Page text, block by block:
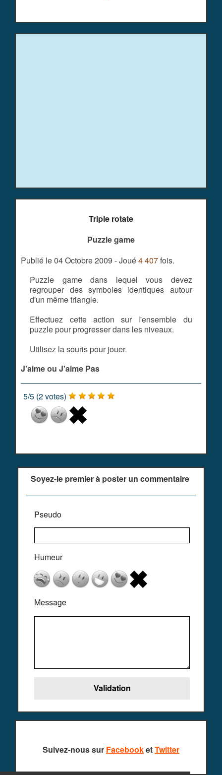
Triple rotate
Puzzle game
Publié le 04 Octobre 2009 - Joué4 407fois.
Puzzle game dans lequel vous devez
regrouper des symboles identiques autour
d'un même triangle.
Effectuez cette action sur l'ensemble du
puzzle pour progresser dans les niveaux.
Utilisez la souris pour jouer.
J'aime ou J'aime Pas
5/5 (2votes)
Soyez-le premier à poster un commentaire
Pseudo
Humeur
Message
Suivez-nous sur FacebooketTwitter